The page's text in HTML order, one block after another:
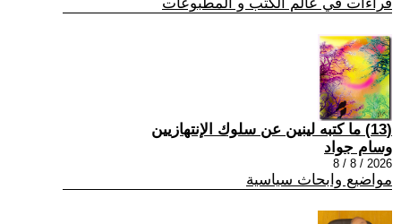
(13) ما كتبه لينين عن سلوك الإنتهازيين
وسام جواد
2026 / 8 / 8
مواضيع وابحاث سياسية